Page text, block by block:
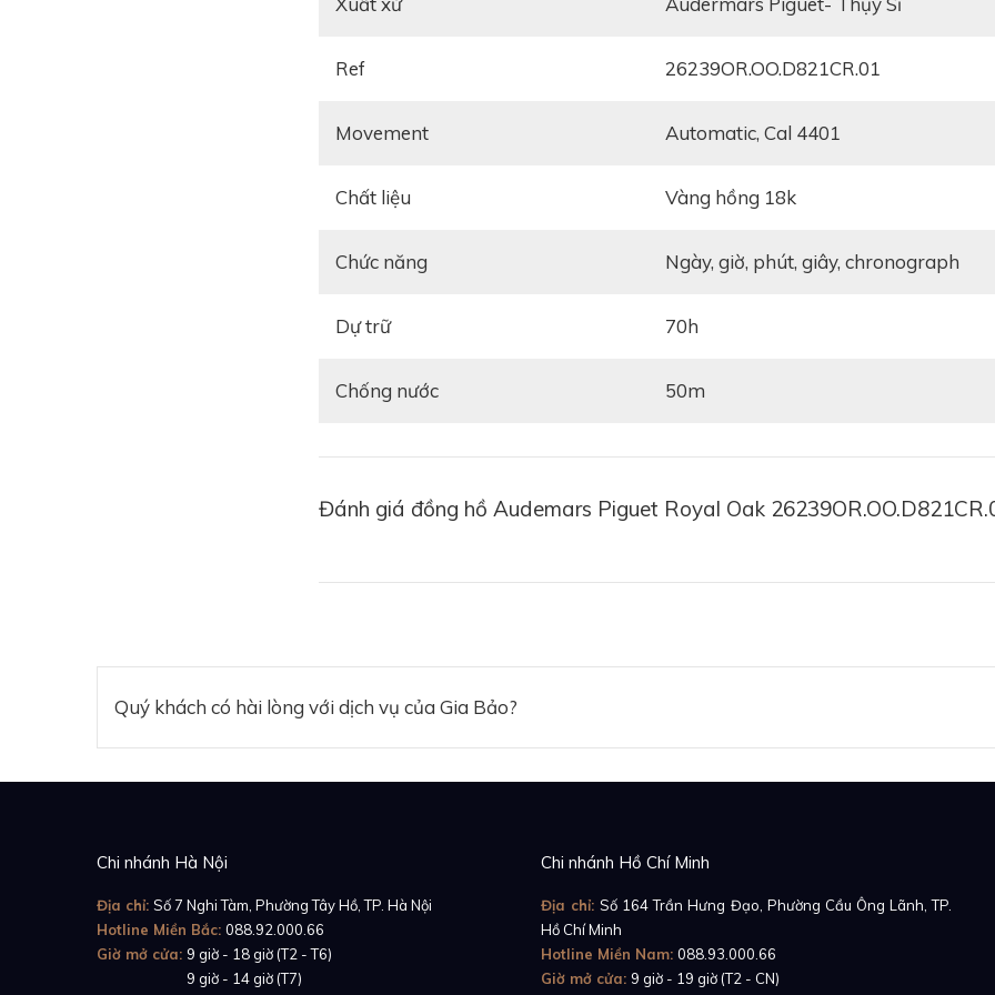
26239OR.OO.D821CR.01 còn gây thương nhớ bởi đường kính mặt số đạt
Vành bezel hướng đến vẻ đẹp sắc sảo, tinh tế và trau chuốt nhờ vào kiểu
đồng hồ còn được hoàn thiện bằng kỹ thuật chải xước mờ xen kẽ đánh bóng vô
Review đồng hồ Audemars Piguet Royal Oak Offshore
Ref 26239OR.OO.D821CR.01
Movement Automatic, Cal 4401
Chất liệu vàng hồng 18k
Chức năng ngày, giờ, phút, giây, chronograph
Dự trữ 70h
Chống nước 50m
Đánh giá đồng hồ Audemars Piguet Royal Oak
Quý khách có hài lòng với dịch vụ của Gia Bảo?
Chi nhánh Hà Nội
Địa chỉ: Số 7 Nghi Tàm, Phường Tây Hồ, TP. Hà Nội
Hotline Miền Bắc: 088.92.000.66
Giờ mở cửa: 9 giờ - 18 giờ (T2 - T6)
9 giờ - 14 giờ (T7)
Chi nhánh Hồ Chí Minh
Địa chỉ:Số 164 Trần Hưng Đạo, Phường Cầu Ông Lãnh, TP.
Hồ Chí Minh
Hotline Miền Nam: 088.93.000.66
Giờ mở cửa: 9 giờ - 19 giờ (T2 - CN)